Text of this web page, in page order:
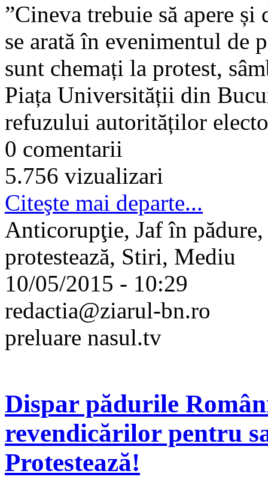
”Cineva trebuie să apere
se arată în evenimentul de
sunt chemați la protest,
Piața Universității din
refuzului autorităților
0 comentarii
5.756 vizualizari
Citeşte mai departe...
Anticorupţie, Jaf în
protestează, Stiri, Mediu
10/05/2015 - 10:29
redactia@ziarul-bn.ro
preluare nasul.tv
Dispar pădurile
revendicărilor pentru
Protestează!